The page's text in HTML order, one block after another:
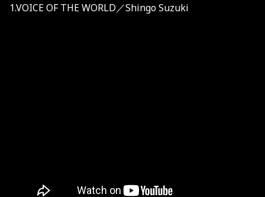
1.VOICE OF THE WORLD／Shingo Suzuki